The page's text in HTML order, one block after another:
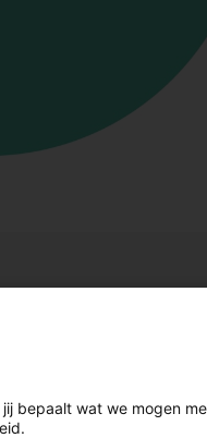
bepaalt wat we mogen